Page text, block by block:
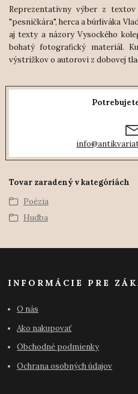
Reprezentatívny výber z textov
"pesničkára", herca a búrliváka
aj texty a názory Vysockého
bohatý fotografický materiál.
výstrižkov o autorovi z dobovej
Tovar zaradený v kategóriách
Poézia
Hudba
INFORMÁCIE PRE
O nás
Ako nakupovať
Obchodné podmienky
Ochrana osobných údajov